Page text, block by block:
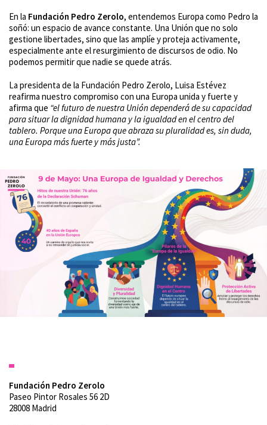
En la Fundación Pedro Zerolo, entendemos Europa como Pedro la
soñó: un espacio de avance constante. Una Unión que no solo
gestione libertades, sino que las amplíe y proteja activamente,
especialmente ante el resurgimiento de discursos de odio. No
podemos permitir que nadie se quede atrás.
La presidenta de la Fundación Pedro Zerolo, Luisa Estévez
reafirma nuestro compromiso con una Europa unida y fuerte y
afirma que “el futuro de nuestra Unión dependerá de su capacidad
para situar la dignidad humana y la igualdad en el centro del
tablero. Porque una Europa que abraza su pluralidad es, sin duda,
una Europa más fuerte y más justa”.
Fundación Pedro Zerolo
Paseo Pintor Rosales 56 2D
28008 Madrid